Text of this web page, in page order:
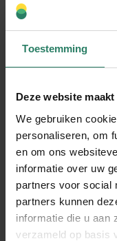
Toestemming
Deze website
We gebruiken
personaliseren, om
en om ons
informatie over uw
partners voor social
partners kunnen
informatie die u aan
verzameld op basis
Wat
Roos: ‘Kijk, als
worden we
Haag. Om goed
achterban wil en
ontwikkeld. Een
modern
Deelnemers aan
jaar
ben je dat al)
Ik zou alle